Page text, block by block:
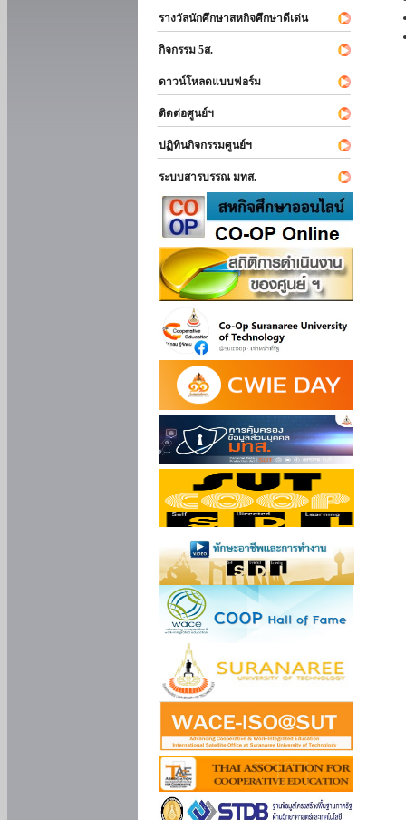
รางวัลนักศึกษาสหกิจศึกษาดีเด่น
กิจกรรม 5ส.
ดาวน์โหลดแบบฟอร์ม
ติดต่อศูนย์ฯ
ปฏิทินกิจกรรมศูนย์ฯ
ระบบสารบรรณ มทส.